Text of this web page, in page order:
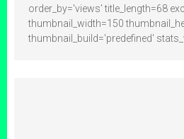
order_by='views' title_length=68
thumbnail_width=150
thumbnail_build='predefined'